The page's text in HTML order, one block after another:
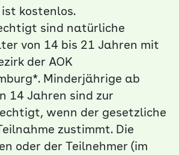
kostenlos.
sind natürliche
von 14 bis 21 Jahren mit
der AOK
Minderjährige ab
14 Jahren sind zur
wenn der gesetzliche
zustimmt. Die
oder der Teilnehmer (im